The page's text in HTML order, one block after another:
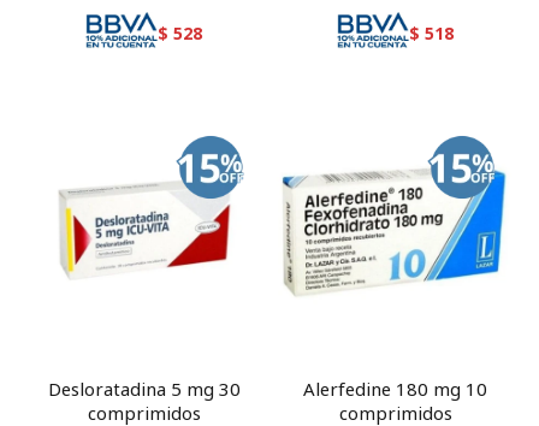
$ 528 $ 518
Desloratadina 5 mg 30
comprimidos
Alerfedine 180 mg 10
comprimidos